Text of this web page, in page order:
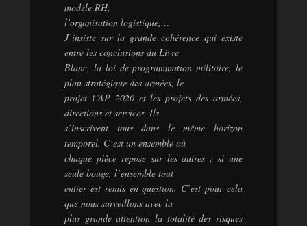
modèle RH,
l’organisation logistique,…
J’insiste sur la grande cohérence qui existe
entre les conclusions du Livre
Blanc, la loi de programmation militaire, le
plan stratégique des armées, le
projet CAP 2020 et les projets des armées,
directions et services. Ils
s’inscrivent tous dans le même horizon
temporel. C’est un ensemble où
chaque pièce repose sur les autres ; si une
seule bouge, l’ensemble tout
entier est remis en question. C’est pour cela
que nous surveillons avec la
plus grande attention la totalité des risques